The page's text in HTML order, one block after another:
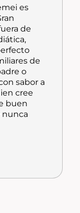
es
de
de
o
sabor a
cree
buen
nunca